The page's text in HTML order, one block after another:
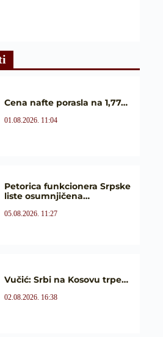
Cena nafte porasla na 1,77…
01.08.2026. 11:04
Petorica funkcionera Srpske
liste osumnjičena…
05.08.2026. 11:27
Vučić: Srbi na Kosovu trpe…
02.08.2026. 16:38